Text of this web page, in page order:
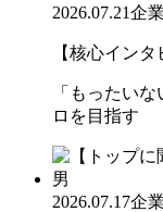
2026.07.21企
【核心イン
「もったい
ロを目指す
2026.07.17企